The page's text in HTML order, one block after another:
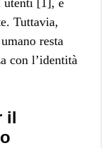
utenti [1], e
Tuttavia,
resta
con l’identità
il